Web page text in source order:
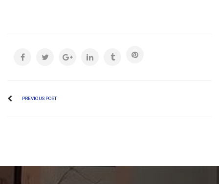
PREVIOUS POST